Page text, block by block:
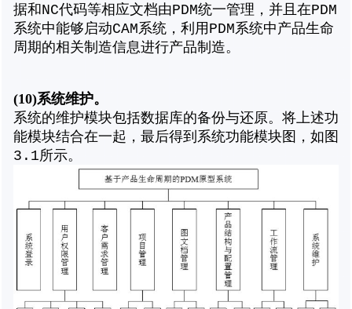
据和NC代码等相应文档由PDM统一管理，并且在PDM
系统中能够启动CAM系统，利用PDM系统中产品生命
周期的相关制造信息进行产品制造。
(10)系统维护。
系统的维护模块包括数据库的备份与还原。将上述功
能模块结合在一起，最后得到系统功能模块图，如图
3.1所示。